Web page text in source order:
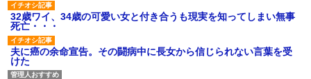
【ネット騒然】惨殺されたタ
ワマン頂き女子のこの動画、す
げえええええｗｗｗｗｗｗｗｗ
ｗｗｗ
【愕然】白のクラウン俺氏、
高速道路左車線を制限速度で走
った結果wwwwwwwwwwww
32歳ワイ、34歳の可愛い女と付き合うも現実を知ってしまい無事
死亡・・・
夫に癌の余命宣告。その闘病中に長女から信じられない言葉を受
けた